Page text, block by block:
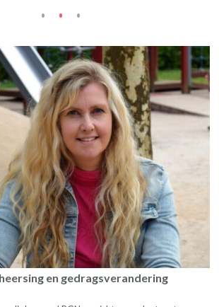
en gedragsverandering